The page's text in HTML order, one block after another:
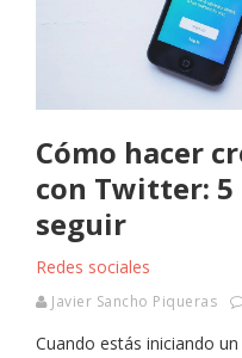
Cómo hacer
con Twitter:
seguir
Redes sociales
Javier Sancho Piqueras
Cuando estás iniciando